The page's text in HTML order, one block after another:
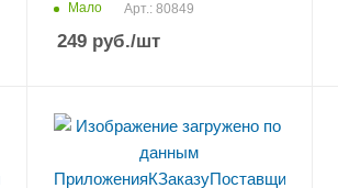
Мало Арт.: 80849
249руб./шт